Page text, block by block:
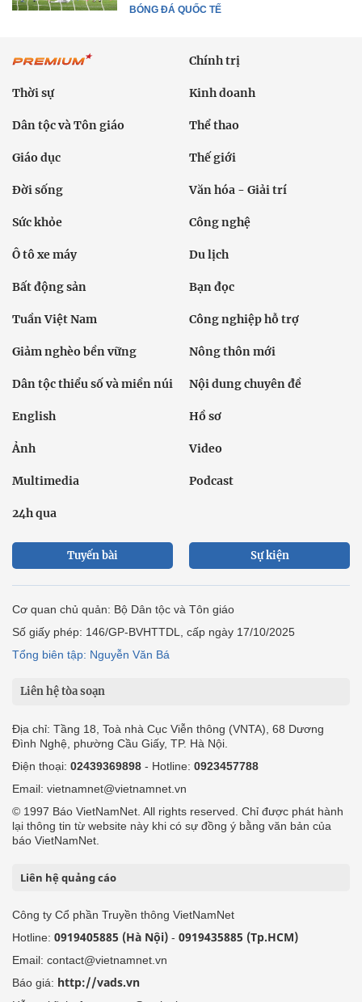
BÓNG ĐÁ QUỐC TẾ
Chính trị
Thời sự Kinh doanh
Dân tộc và Tôn giáo Thể thao
Giáo dục Thế giới
Đời sống Văn hóa - Giải trí
Sức khỏe Công nghệ
Ô tô xe máy Du lịch
Bất động sản Bạn đọc
Tuần Việt Nam Công nghiệp hỗ trợ
Giảm nghèo bền vững Nông thôn mới
Dân tộc thiểu số và miền núi Nội dung chuyên đề
English Hồ sơ
Ảnh Video
Multimedia Podcast
24h qua
Tuyến bài Sự kiện
Cơ quan chủ quản: Bộ Dân tộc và Tôn giáo
Số giấy phép: 146/GP-BVHTTDL, cấp ngày 17/10/2025
Tổng biên tập: Nguyễn Văn Bá
Liên hệ tòa soạn
Địa chỉ: Tầng 18, Toà nhà Cục Viễn thông (VNTA), 68 Dương
Đình Nghệ, phường Cầu Giấy, TP. Hà Nội.
Điện thoại: 02439369898 - Hotline: 0923457788
Email: vietnamnet@vietnamnet.vn
© 1997 Báo VietNamNet. All rights reserved. Chỉ được phát hành
lại thông tin từ website này khi có sự đồng ý bằng văn bản của
báo VietNamNet.
Liên hệ quảng cáo
Công ty Cổ phần Truyền thông VietNamNet
Hotline: 0919405885 (Hà Nội) - 0919435885 (Tp.HCM)
Email: contact@vietnamnet.vn
Báo giá: http://vads.vn